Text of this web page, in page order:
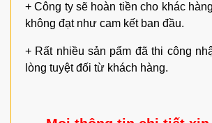
+ Công ty sẽ hoàn tiền cho khác
không đạt như cam kết ban đầu.
+ Rất nhiều sản pẩm đã thi công
lòng tuyệt đối từ khách hàng.